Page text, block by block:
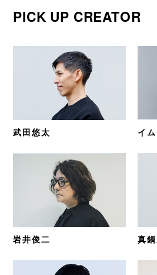
PICK UP CREATOR
武田悠太 イ
岩井俊二 真